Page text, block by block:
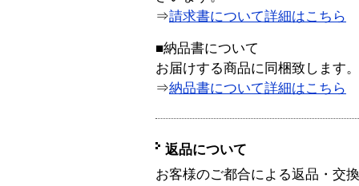
⇒請求書について詳細はこちら
■納品書について
お届けする商品に同梱致します。
⇒納品書について詳細はこちら
返品について
お客様のご都合による返品・交